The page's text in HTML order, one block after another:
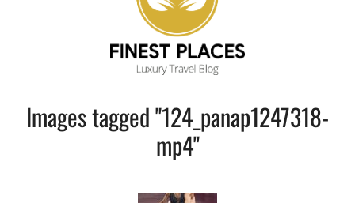
Images tagged "124_panap1247318-
mp4"